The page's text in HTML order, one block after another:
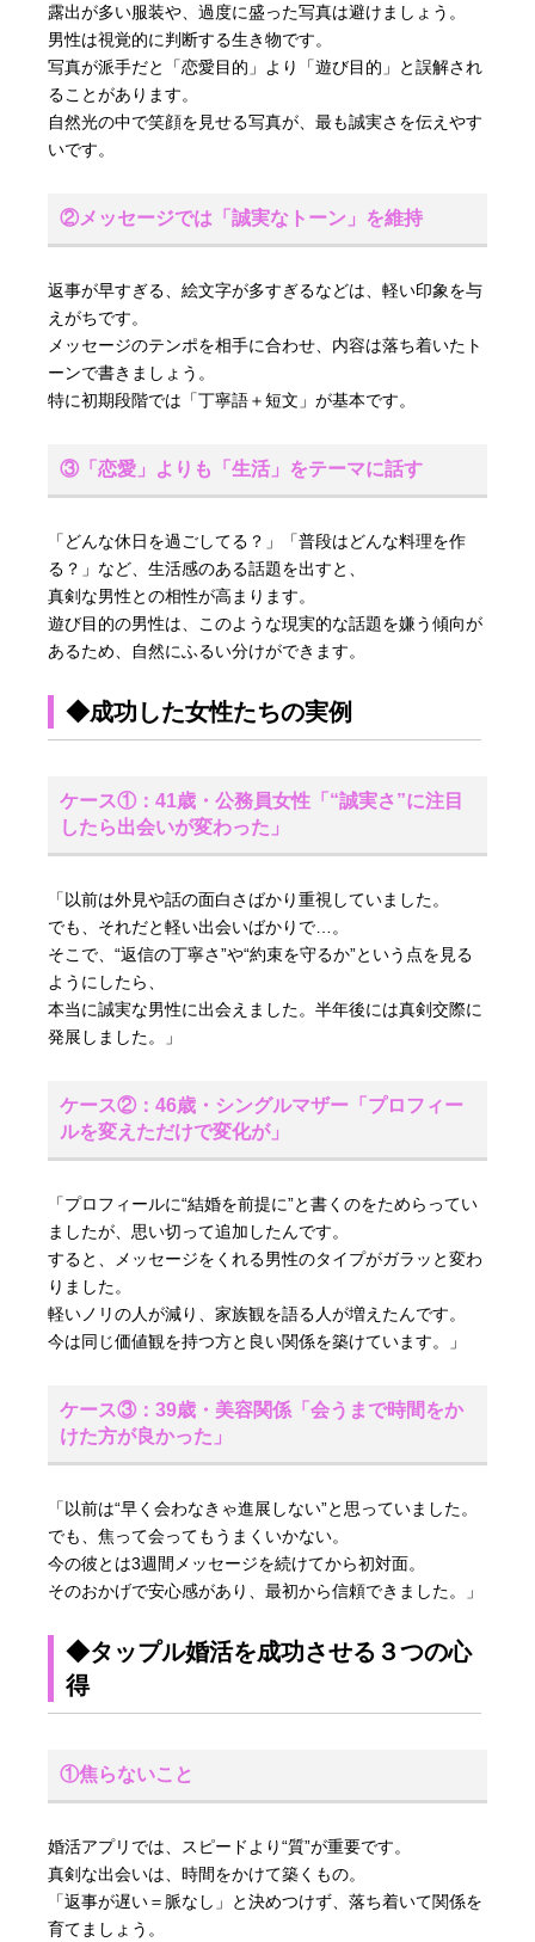
露出が多い服装や、過度に盛った写真は避けましょう。
男性は視覚的に判断する生き物です。
写真が派手だと「恋愛目的」より「遊び目的」と誤解され
ることがあります。
自然光の中で笑顔を見せる写真が、最も誠実さを伝えやす
いです。
②メッセージでは「誠実なトーン」を維持
返事が早すぎる、絵文字が多すぎるなどは、軽い印象を与
えがちです。
メッセージのテンポを相手に合わせ、内容は落ち着いたト
ーンで書きましょう。
特に初期段階では「丁寧語＋短文」が基本です。
③「恋愛」よりも「生活」をテーマに話す
「どんな休日を過ごしてる？」「普段はどんな料理を作
る？」など、生活感のある話題を出すと、
真剣な男性との相性が高まります。
遊び目的の男性は、このような現実的な話題を嫌う傾向が
あるため、自然にふるい分けができます。
◆成功した女性たちの実例
ケース①：41歳・公務員女性「“誠実さ”に注目
したら出会いが変わった」
「以前は外見や話の面白さばかり重視していました。
でも、それだと軽い出会いばかりで…。
そこで、“返信の丁寧さ”や“約束を守るか”という点を見る
ようにしたら、
本当に誠実な男性に出会えました。半年後には真剣交際に
発展しました。」
ケース②：46歳・シングルマザー「プロフィー
ルを変えただけで変化が」
「プロフィールに“結婚を前提に”と書くのをためらってい
ましたが、思い切って追加したんです。
すると、メッセージをくれる男性のタイプがガラッと変わ
りました。
軽いノリの人が減り、家族観を語る人が増えたんです。
今は同じ価値観を持つ方と良い関係を築けています。」
ケース③：39歳・美容関係「会うまで時間をか
けた方が良かった」
「以前は“早く会わなきゃ進展しない”と思っていました。
でも、焦って会ってもうまくいかない。
今の彼とは3週間メッセージを続けてから初対面。
そのおかげで安心感があり、最初から信頼できました。」
◆タップル婚活を成功させる３つの心
得
①焦らないこと
婚活アプリでは、スピードより“質”が重要です。
真剣な出会いは、時間をかけて築くもの。
「返事が遅い＝脈なし」と決めつけず、落ち着いて関係を
育てましょう。